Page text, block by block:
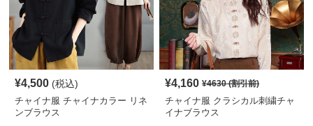
¥4,500 (税込)
チャイナ服 チャイナカラー リネ
ンブラウス
¥4,160 ¥4630(割引前)
チャイナ服 クラシカル刺繍チャ
イナブラウス